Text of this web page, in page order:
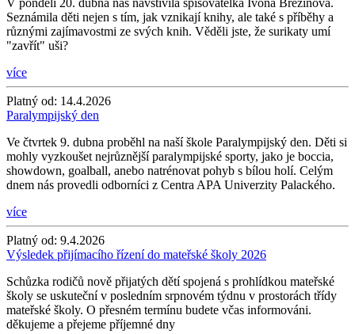
V pondělí 20. dubna nás navštívila spisovatelka Ivona Březinová.
Seznámila děti nejen s tím, jak vznikají knihy, ale také s příběhy a
různými zajímavostmi ze svých knih. Věděli jste, že surikaty umí
"zavřít" uši?
více
Platný od: 14.4.2026
Paralympijský den
Ve čtvrtek 9. dubna proběhl na naší škole Paralympijský den. Děti si
mohly vyzkoušet nejrůznější paralympijské sporty, jako je boccia,
showdown, goalball, anebo natrénovat pohyb s bílou holí. Celým
dnem nás provedli odborníci z Centra APA Univerzity Palackého.
více
Platný od: 9.4.2026
Výsledek přijímacího řízení do mateřské školy 2026
Schůzka rodičů nově přijatých dětí spojená s prohlídkou mateřské
školy se uskuteční v posledním srpnovém týdnu v prostorách třídy
mateřské školy. O přesném termínu budete včas informováni.
děkujeme a přejeme příjemné dny